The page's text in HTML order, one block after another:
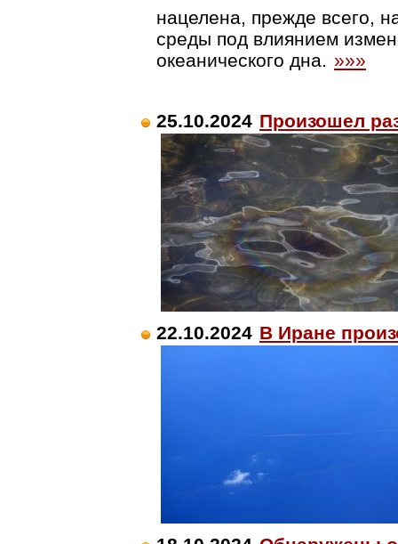
нацелена, прежде всего,
среды под влиянием
океанического дна. »»»
25.10.2024 Произошел
22.10.2024 В Иране